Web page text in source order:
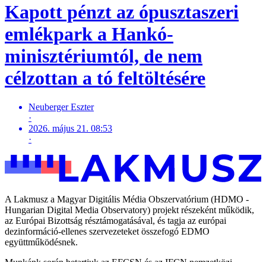
Kapott pénzt az ópusztaszeri
emlékpark a Hankó-
minisztériumtól, de nem
célzottan a tó feltöltésére
Neuberger Eszter
·
2026. május 21. 08:53
·
A Lakmusz a Magyar Digitális Média Obszervatórium (HDMO -
Hungarian Digital Media Observatory) projekt részeként működik,
az Európai Bizottság résztámogatásával, és tagja az európai
dezinformáció-ellenes szervezeteket összefogó EDMO
együttműködésnek.